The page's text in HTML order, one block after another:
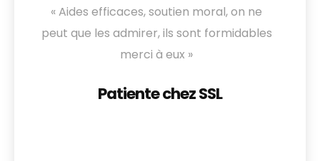
«Les soignants sont jeunes, très
aimables, compréhensifs et
professionnels, bien »
Patient du SSIAD